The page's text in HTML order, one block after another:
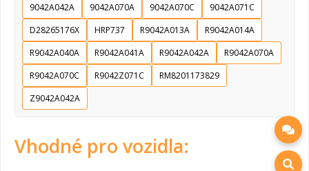
9042A042A
9042A070A 9042A070C
9042A071C
D28265176X
HRP737 R9042A013A
R9042A014A
R9042A040A
R9042A041A R9042A042A
R9042A070A
R9042A070C
R9042Z071C
RM8201173829
Z9042A042A
Vhodné pro vozidla: